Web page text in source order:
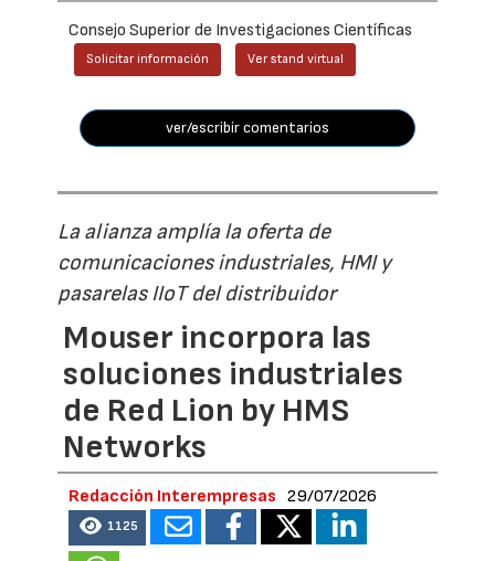
Consejo Superior de Investigaciones Científicas
Solicitar información Ver stand virtual
ver/escribir comentarios
La alianza amplía la oferta de
comunicaciones industriales, HMI y
pasarelas IIoT del distribuidor
Mouser incorpora las
soluciones industriales
de Red Lion by HMS
Networks
Redacción Interempresas 29/07/2026
1125